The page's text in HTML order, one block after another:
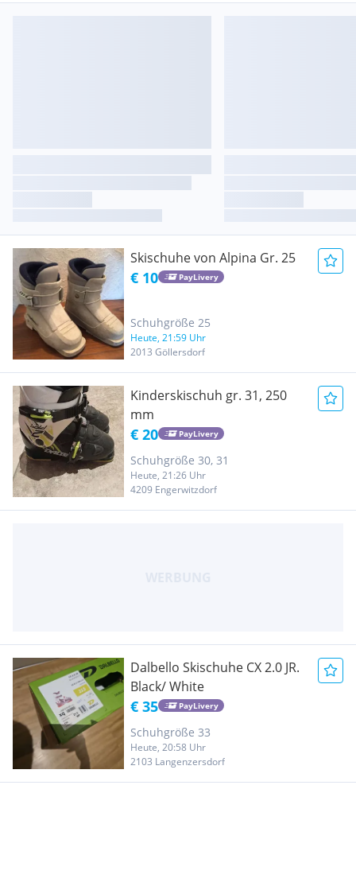
Skischuhe von Alpina Gr. 25
€ 10 PayLivery
Schuhgröße 25
Heute, 21:59 Uhr
2013 Göllersdorf
Kinderskischuh gr. 31, 250
mm
€ 20 PayLivery
Schuhgröße 30, 31
Heute, 21:26 Uhr
4209 Engerwitzdorf
Dalbello Skischuhe CX 2.0 JR.
Black/ White
€ 35 PayLivery
Schuhgröße 33
Heute, 20:58 Uhr
2103 Langenzersdorf